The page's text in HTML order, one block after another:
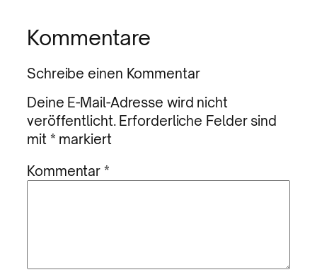
Kommentare
Schreibe einen Kommentar
Deine E-Mail-Adresse wird nicht
veröffentlicht. Erforderliche Felder sind
mit * markiert
Kommentar*